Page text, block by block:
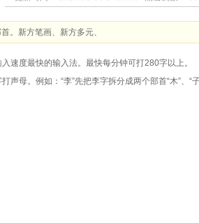
。新方笔画、新方多元、
入速度最快的输入法。最快每分钟可打280字以上。
声母。例如：“李”先把李字拆分成两个部首“木”、“